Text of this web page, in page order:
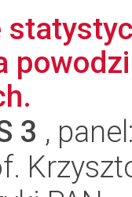
3 ,